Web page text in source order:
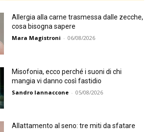
Allergia alla carne trasmessa dalle zecche,
cosa bisogna sapere
Mara Magistroni - 06/08/2026
Misofonia, ecco perché i suoni di chi
mangia vi danno così fastidio
Sandro Iannaccone - 05/08/2026
Allattamento al seno: tre miti da sfatare